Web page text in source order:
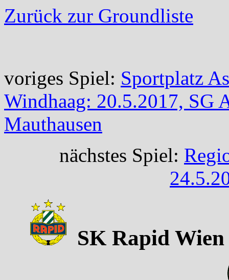
Zurück zur Groundliste
voriges Spiel: Sportplatz
Windhaag: 20.5.2017, SG
Mauthausen
nächstes Spiel:
SK Rapid